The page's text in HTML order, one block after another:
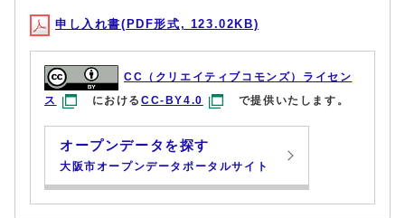
申し入れ書(PDF形式, 123.02KB)
CC（クリエイティブコモンズ）ライセン
ス
におけるCC-BY4.0 で提供いたします。
オープンデータを探す
大阪市オープンデータポータルサイト